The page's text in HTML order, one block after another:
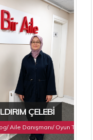
ÇELEBI
Aile Danışmanı/ Oyun Terapisti